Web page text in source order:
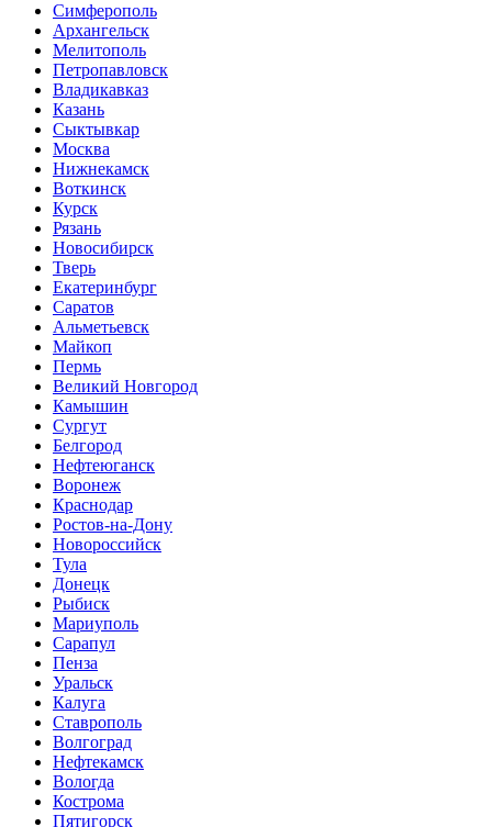
Симферополь
Архангельск
Мелитополь
Петропавловск
Владикавказ
Казань
Сыктывкар
Москва
Нижнекамск
Воткинск
Курск
Рязань
Новосибирск
Тверь
Екатеринбург
Саратов
Альметьевск
Майкоп
Пермь
Великий Новгород
Камышин
Сургут
Белгород
Нефтеюганск
Воронеж
Краснодар
Ростов-на-Дону
Новороссийск
Тула
Донецк
Рыбиск
Мариуполь
Сарапул
Пенза
Уральск
Калуга
Ставрополь
Волгоград
Нефтекамск
Вологда
Кострома
Пятигорск